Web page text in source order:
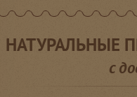
НАТУРАЛЬНЫЕ
с